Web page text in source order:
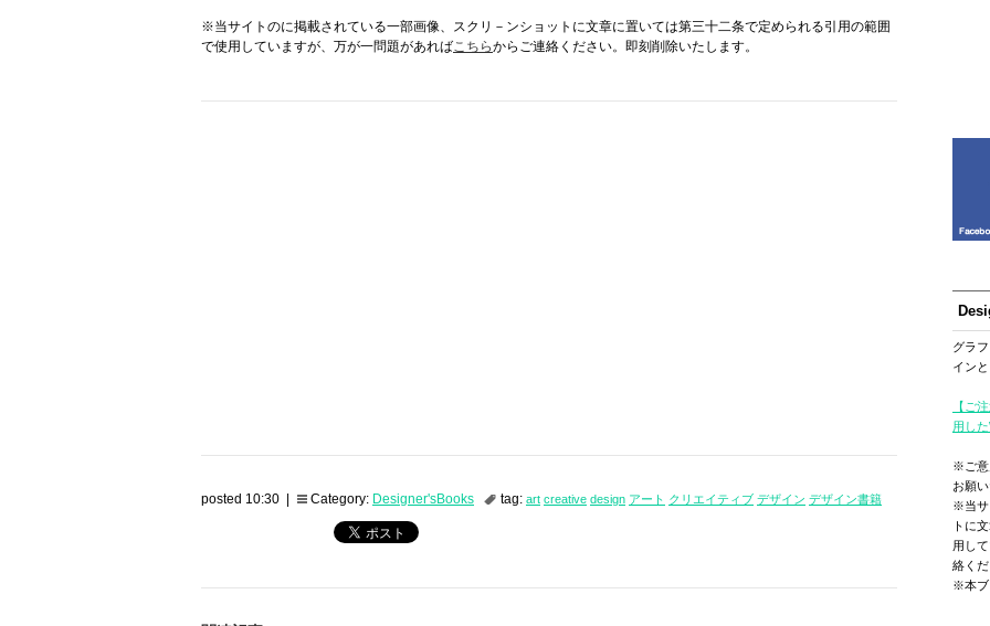
※当サイトのに掲載されている一部画像、スクリ－ンショットに文章に置いては第三十二条で定められる引用の範囲
で使用していますが、万が一問題があればこちらからご連絡ください。即刻削除いたします。
posted 10:30 | Category: Designer'sBooks tag: art creative design アート クリエイティブ デザイン デザイン書籍
グラ
イン
【ご
用し
※ご意
お願
※当サ
トに
用し
絡く
※本ブ